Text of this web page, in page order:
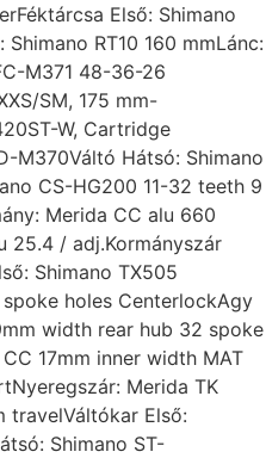
Első: Shimano
RT10 160 mmLánc:
M371 48-36-26
SM, 175 mm-
W, Cartridge
M370Váltó Hátsó: Shimano
CS-HG200 11-32 teeth 9
Merida CC alu 660
25.4 / adj.Kormányszár
Shimano TX505
holes CenterlockAgy
width rear hub 32 spoke
17mm inner width MAT
Merida TK
travelVáltókar Első:
Shimano ST-